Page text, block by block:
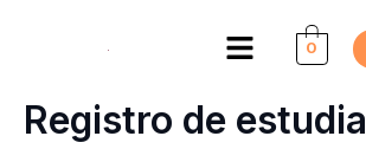
Menú 0
Registro de